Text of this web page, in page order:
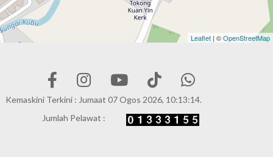
Leaflet | ©OpenStreetMap
Kemaskini Terkini : Jumaat 07 Ogos 2026, 10:13:14.
Jumlah Pelawat :